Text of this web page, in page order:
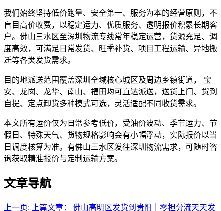
我们始终坚持低价跑量、安全第一、服务为本的经营原则，不
盲目高价收费，以稳定运力、优质服务、透明报价积累长期客
户。佛山三水区至深圳物流专线常年稳定运营，货源充足、调
度高效，可满足日常发货、旺季补货、项目工程运输、异地搬
迁等各类发货需求。
目的地派送范围覆盖深圳全域核心城区及周边乡镇街道， 宝
安、龙岗、龙华、南山、福田均可直达派送，送货上门、货到
自提、定点卸货多种模式可选，灵活适配不同收货需求。
本文所有运价仅为日常参考低价，受油价波动、季节运力、节
假日、特殊天气、货物规格影响会有小幅浮动，实际报价以当
日调度核算为准。有佛山三水区发往深圳物流需求，可随时咨
询获取精准报价与定制运输方案。
文章导航
上一页: 上篇文章：
佛山高明区发货到贵阳｜零担分流天天发